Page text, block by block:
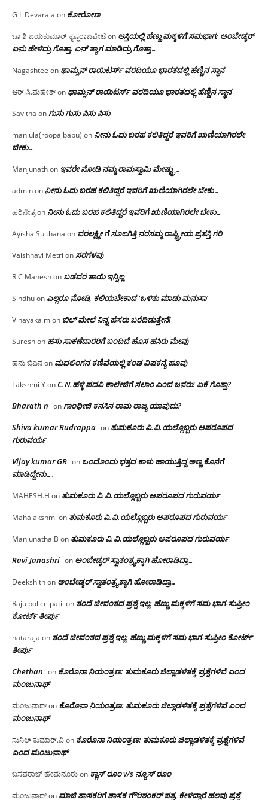
G L Devaraja on ಕೋರೋಣ
ಚಾ ಶಿ ಜಯಕುಮಾರ್ ಕೃಷ್ಣರಾಜಪೇಟೆon ಆಸ್ತಿಯಲ್ಲಿ ಹೆಣ್ಣು ಮಕ್ಕಳಿಗೆ ಸಮಭಾಗ; ಅಂಬೇಡ್ಕರ್
ಏನು ಹೇಳಿದ್ರು ಗೊತ್ತಾ, ಏನ್ ತ್ಯಾಗ ಮಾಡಿದ್ರು ಗೊತ್ತಾ…
Nagashtee on ಥಾಮ್ಸನ್ ರಾಯಿಟರ್ಸ್ ವರದಿಯೂ ಭಾರತದಲ್ಲಿ ಹೆಣ್ಣಿನ ಸ್ಥಾನ‌
ಆರ್.ಸಿ.ಮಹೇಶ್on ಥಾಮ್ಸನ್ ರಾಯಿಟರ್ಸ್ ವರದಿಯೂ ಭಾರತದಲ್ಲಿ ಹೆಣ್ಣಿನ ಸ್ಥಾನ‌
Savitha onಗುಸು ಗುಸು ಪಿಸು ಪಿಸು
manjula(roopa babu) on ನೀನು ಓದು ಬರಹ ಕಲಿತಿದ್ದರೆ ಇವರಿಗೆ ಋಣಿಯಾಗಿರಲೇ
ಬೇಕು…
Manjunathon ಇವರೇ‌ ನೋಡಿ‌ ನಮ್ಮ‌ ರಾಮಸ್ವಾಮಿ ಮೇಷ್ಟ್ರು…
adminon ನೀನು ಓದು ಬರಹ ಕಲಿತಿದ್ದರೆ ಇವರಿಗೆ ಋಣಿಯಾಗಿರಲೇ ಬೇಕು…
ಹರಿನೇತ್ರon ನೀನು ಓದು ಬರಹ ಕಲಿತಿದ್ದರೆ ಇವರಿಗೆ ಋಣಿಯಾಗಿರಲೇ ಬೇಕು…
Ayisha Sulthana on ವರಲಕ್ಷ್ಮೀ ಗೆ ಸೂಲಗಿತ್ತಿ ನರಸಮ್ಮ‌ ರಾಷ್ಟ್ರೀಯ ಪ್ರಶಸ್ತಿ ಗರಿ
Vaishnavi Metri onಸರಗಳವು
R C Maheshon ಬಡವರ ತಾಯಿ ಇನ್ನಿಲ್ಲ
Sindhuon ಎಲ್ಲರೂ ನೋಡಿ, ಕಲಿಯಬೇಕಾದ ‘ಒಳಿತು ಮಾಡು ಮನುಸಾ’
Vinayaka mon ಬಿಲ್ ಮೇಲೆ ನಿನ್ನ ಹೆಸರು ಬರೆದಿಡುತ್ತೇನೆ!
Sureshon ಹಸು ಸಾಕಣೆದಾರರಿಗೆ ಬಂದಿದೆ ಹೊಸ ಹಸಿರು ಮೇವು
ಹನು ಬಿಎನon ಮದಲಿಂಗನ ಕಣಿವೆಯಲ್ಲಿ ಕಂಡ ವಿಷಕನ್ಯೆ ಹೂವು
Lakshmi YonC.N.ಹಳ್ಳಿ ಪದವಿ ಕಾಲೇಜಿಗೆ ಸಲಾಂ‌ ಎಂದ ಜನರು! ಏಕೆ ಗೊತ್ತಾ?
Bharath n onಗಾಂಧೀಜಿ ಕನಸಿನ ರಾಮ ರಾಜ್ಯ ಯಾವುದು?
Shiva kumar Rudrappa on ತುಮಕೂರು‌ ವಿ.ವಿ.ಯಲ್ಲೊಬ್ಬರು ಅಪರೂಪದ
ಗುರುವರ್ಯ
Vijay kumar GR on ಒಂದೊಂದು ಭತ್ತದ ಕಾಳು ಹಾಯುತ್ತಿದ್ದ ಅಣ್ಣ ಕೊನೆಗೆ
ಮಾಡಿದ್ದೇನು….
MAHESH.H on ತುಮಕೂರು‌ ವಿ.ವಿ.ಯಲ್ಲೊಬ್ಬರು ಅಪರೂಪದ ಗುರುವರ್ಯ
Mahalakshmi on ತುಮಕೂರು‌ ವಿ.ವಿ.ಯಲ್ಲೊಬ್ಬರು ಅಪರೂಪದ ಗುರುವರ್ಯ
Manjunatha B on ತುಮಕೂರು‌ ವಿ.ವಿ.ಯಲ್ಲೊಬ್ಬರು ಅಪರೂಪದ ಗುರುವರ್ಯ
Ravi Janashri on ಅಂಬೇಡ್ಕರ್ ಸ್ವಾತಂತ್ರ್ಯಕ್ಕಾಗಿ ಹೋರಾಡಿದ್ರಾ…
Deekshithon ಅಂಬೇಡ್ಕರ್ ಸ್ವಾತಂತ್ರ್ಯಕ್ಕಾಗಿ ಹೋರಾಡಿದ್ರಾ…
Raju police patil on ತಂದೆ ಜೀವಂತದ ಪ್ರಶ್ನೆ ಇಲ್ಲ: ಹೆಣ್ಣು ಮಕ್ಕಳಿಗೆ ಸಮ ಭಾಗ-ಸುಪ್ರೀಂ
ಕೋರ್ಟ್ ತೀರ್ಪು
nataraja on ತಂದೆ ಜೀವಂತದ ಪ್ರಶ್ನೆ ಇಲ್ಲ: ಹೆಣ್ಣು ಮಕ್ಕಳಿಗೆ ಸಮ ಭಾಗ-ಸುಪ್ರೀಂ ಕೋರ್ಟ್
ತೀರ್ಪು
Chethan on ಕೊರೊನಾ ನಿಯಂತ್ರಣ: ತುಮಕೂರು ಜಿಲ್ಲಾಡಳಿತಕ್ಕೆ ಪ್ರಶ್ನೆಗಳಿವೆ ಎಂದ
ಮಂಜು‌ನಾಥ್
ಮಂಜುನಾಥ್on ಕೊರೊನಾ ನಿಯಂತ್ರಣ: ತುಮಕೂರು ಜಿಲ್ಲಾಡಳಿತಕ್ಕೆ ಪ್ರಶ್ನೆಗಳಿವೆ ಎಂದ
ಮಂಜು‌ನಾಥ್
ಸುನಿಲ್ ಕುಮಾರ್.ವಿon ಕೊರೊನಾ ನಿಯಂತ್ರಣ: ತುಮಕೂರು ಜಿಲ್ಲಾಡಳಿತಕ್ಕೆ ಪ್ರಶ್ನೆಗಳಿವೆ
ಎಂದ ಮಂಜು‌ನಾಥ್
ಬಸವರಾಜ್ ಹೇಮನೂರುon ಕ್ಲಾಸ್ ರೂಂ v/s ನ್ಯೂಸ್ ರೂಂ
ಮಂಜುನಾಥ್on ಮಾಜಿ ಶಾಸಕರಿಗೆ ಶಾಸಕ ಗೌರಿಶಂಕರ್ ಪತ್ರ, ಕೇಳಿದ್ದಾರೆ ಹಲವು ಪ್ರಶ್ನೆ